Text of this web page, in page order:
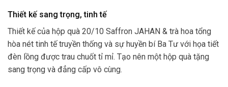
Thiết kế sang trọng, tinh tế
Thiết kế của hộp quà 20/10 Saffron JAHAN & trà hoa tổng
hòa nét tinh tế truyền thống và sự huyền bí Ba Tư với họa tiết
đèn lồng được trau chuốt tỉ mỉ. Tạo nên một hộp quà tặng
sang trọng và đẳng cấp vô cùng.